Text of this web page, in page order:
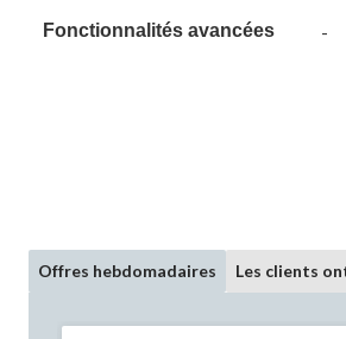
Fonctionnalités avancées -
Offres hebdomadaires Les clients